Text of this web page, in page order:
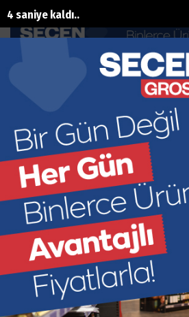
3 saniye kaldı..
Tekirdağ’da İki Polis
Ana Sayfa Gündem